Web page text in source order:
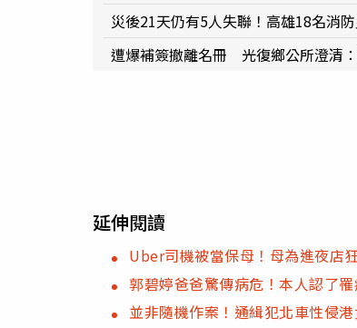
災後21天仍有5人失聯！高雄18名消
遭爆補簽撤離名冊 光復鄉公所澄清
延伸閱讀
Uber司機被當保母！母為進夜店
郭碧婷爸爸驚傳病危！本人認了
並非隨機作案！通緝犯北車性侵